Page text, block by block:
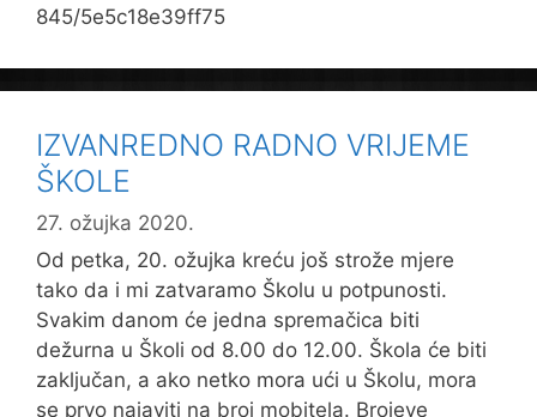
845/5e5c18e39ff75
IZVANREDNO RADNO VRIJEME
ŠKOLE
27. ožujka 2020.
Od petka, 20. ožujka kreću još strože mjere
tako da i mi zatvaramo Školu u potpunosti.
Svakim danom će jedna spremačica biti
dežurna u Školi od 8.00 do 12.00. Škola će biti
zaključan, a ako netko mora ući u Školu, mora
se prvo najaviti na broj mobitela. Brojeve